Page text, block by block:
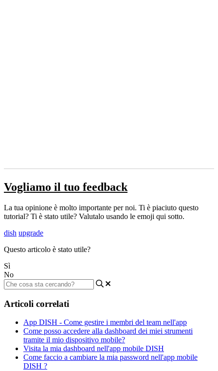
Vogliamo il tuo feedback
La tua opinione è molto importante per noi. Ti è piaciuto questo
tutorial? Ti è stato utile? Valutalo usando le emoji qui sotto.
dish upgrade
Questo articolo è stato utile?
Sì
No
Articoli correlati
App DISH - Come gestire i membri del team nell'app
Come posso accedere alla dashboard dei miei strumenti
tramite il mio dispositivo mobile?
Visita la mia dashboard nell'app mobile DISH
Come faccio a cambiare la mia password nell'app mobile
DISH ?